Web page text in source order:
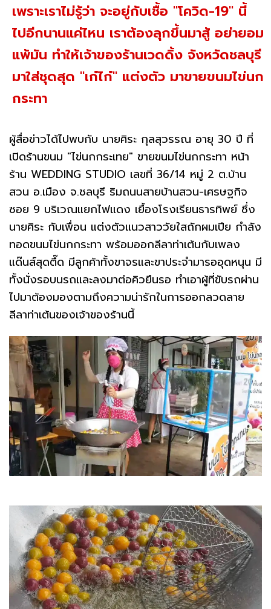
เพราะเราไม่รู้ว่า จะอยู่กับเชื้อ "โควิด-19" นี้
ไปอีกนานแค่ไหน เราต้องลุกขึ้นมาสู้ อย่ายอม
แพ้มัน ทำให้เจ้าของร้านเวดดิ้ง จังหวัดชลบุรี
มาใส่ชุดสุด "เก๋ไก๋" แต่งตัว มาขายขนมไข่นก
กระทา
ผู้สื่อข่าวได้ไปพบกับ นายศิระ กุลสุวรรณ อายุ 30 ปี ที่
เปิดร้านขนม "ไข่นกกระเทย" ขายขนมไข่นกกระทา หน้า
ร้าน WEDDING STUDIO เลขที่ 36/14 หมู่ 2 ต.บ้าน
สวน อ.เมือง จ.ชลบุรี ริมถนนสายบ้านสวน-เศรษฐกิจ
ซอย 9 บริเวณแยกไฟแดง เยื้องโรงเรียนธารทิพย์ ซึ่ง
นายศิระ กับเพื่อน แต่งตัวแนวสาววัยใสถักผมเปีย กำลัง
ทอดขนมไข่นกกระทา พร้อมออกลีลาท่าเต้นกับเพลง
แด๊นส์สุดตื๊ด มีลูกค้าทั้งขาจรและขาประจำมารออุดหนุน มี
ทั้งนั่งรอบนรถและลงมาต่อคิวยืนรอ ทำเอาผู้ที่ขับรถผ่าน
ไปมาต้องมองตามถึงความน่ารักในการออกลวดลาย
ลีลาท่าเต้นของเจ้าของร้านนี้